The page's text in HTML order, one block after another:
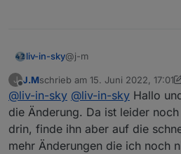
liv-in-sky@j-m
habe mal dein script
- kann das nicht testen,
kleinigkeiten falsch
überprüfe meine
Spoiler
J
Offline
J.Mschrieb am 15. Juni 2022, 17:01
zuletzt editiert von J.M
@liv-in-sky @liv-in-sky Hallo
die Änderung. Da ist leider
drin, finde ihn aber auf die
mehr Änderungen die ich noch